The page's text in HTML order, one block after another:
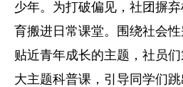
少年。为打破偏见，社团摒
育搬进日常课堂。围绕社会
贴近青年成长的主题，社员
大主题科普课，引导同学们